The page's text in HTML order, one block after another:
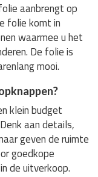
aanbrengt op
folie komt in
waarmee u het
De folie is
mooi.
klein budget
aan details,
geven de ruimte
goedkope
de uitverkoop.